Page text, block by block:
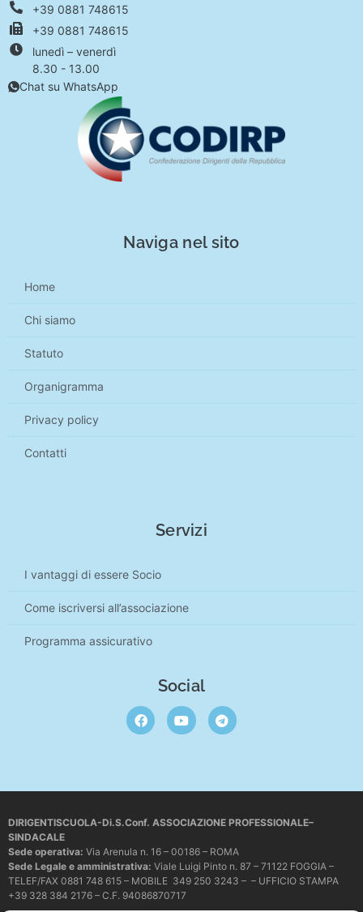
+39 0881 748615
+39 0881 748615
lunedì – venerdì
8.30 - 13.00
Chat su WhatsApp
Naviga nel sito
Home
Chi siamo
Statuto
Organigramma
Privacy policy
Contatti
Servizi
I vantaggi di essere Socio
Come iscriversi all’associazione
Programma assicurativo
Social
DIRIGENTISCUOLA-Di.S.Conf. ASSOCIAZIONE PROFESSIONALE–
SINDACALE
Sede operativa: Via Arenula n. 16 – 00186 – ROMA
Sede Legale e amministrativa: Viale Luigi Pinto n. 87 – 71122 FOGGIA –
TELEF/FAX 0881 748 615 – MOBILE 349 250 3243 – – UFFICIO STAMPA
+39 328 384 2176 – C.F. 94086870717